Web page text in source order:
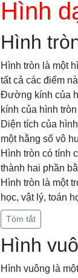
Hình
Hình
Hình tròn là một
tất cả các điểm
Đường kính của
kính của hình
Diện tích của
một hằng số vô
Hình tròn có tính
thành hai phần
Hình tròn là một
học, vật lý, toán
Tóm tắt
Hình
Hình vuông là